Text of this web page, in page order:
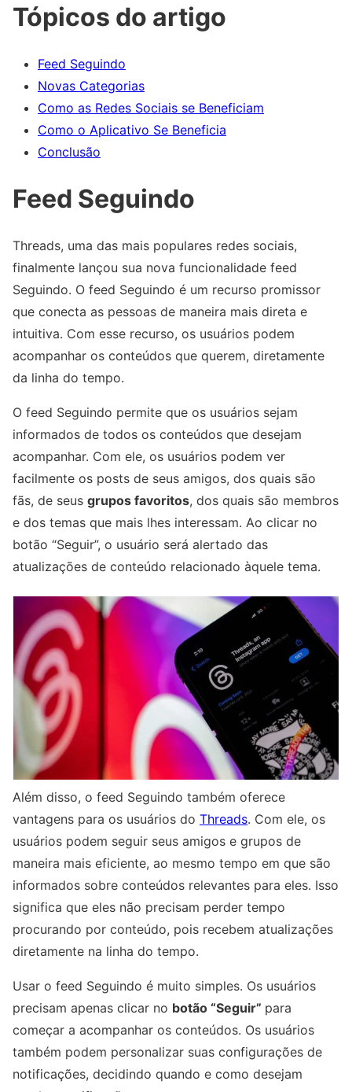
Tópicos do artigo
Feed Seguindo
Novas Categorias
Como as Redes Sociais se Beneficiam
Como o Aplicativo Se Beneficia
Conclusão
Feed Seguindo
Threads, uma das mais populares redes sociais,
finalmente lançou sua nova funcionalidade feed
Seguindo. O feed Seguindo é um recurso promissor
que conecta as pessoas de maneira mais direta e
intuitiva. Com esse recurso, os usuários podem
acompanhar os conteúdos que querem, diretamente
da linha do tempo.
O feed Seguindo permite que os usuários sejam
informados de todos os conteúdos que desejam
acompanhar. Com ele, os usuários podem ver
facilmente os posts de seus amigos, dos quais são
fãs, de seus grupos favoritos, dos quais são membros
e dos temas que mais lhes interessam. Ao clicar no
botão “Seguir”, o usuário será alertado das
atualizações de conteúdo relacionado àquele tema.
Além disso, o feed Seguindo também oferece
vantagens para os usuários do Threads. Com ele, os
usuários podem seguir seus amigos e grupos de
maneira mais eficiente, ao mesmo tempo em que são
informados sobre conteúdos relevantes para eles. Isso
significa que eles não precisam perder tempo
procurando por conteúdo, pois recebem atualizações
diretamente na linha do tempo.
Usar o feed Seguindo é muito simples. Os usuários
precisam apenas clicar no botão “Seguir” para
começar a acompanhar os conteúdos. Os usuários
também podem personalizar suas configurações de
notificações, decidindo quando e como desejam